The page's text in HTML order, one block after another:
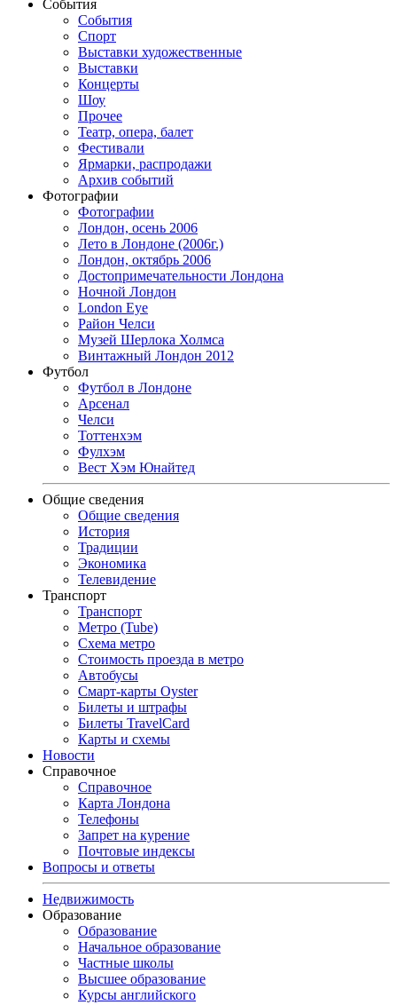
События
События
Спорт
Выставки художественные
Выставки
Концерты
Шоу
Прочее
Театр, опера, балет
Фестивали
Ярмарки, распродажи
Архив событий
Фотографии
Фотографии
Лондон, осень 2006
Лето в Лондоне (2006г.)
Лондон, октябрь 2006
Достопримечательности Лондона
Ночной Лондон
London Eye
Район Челси
Музей Шерлока Холмса
Винтажный Лондон 2012
Футбол
Футбол в Лондоне
Арсенал
Челси
Тоттенхэм
Фулхэм
Вест Хэм Юнайтед
Общие сведения
Общие сведения
История
Традиции
Экономика
Телевидение
Транспорт
Транспорт
Метро (Tube)
Схема метро
Стоимость проезда в метро
Автобусы
Смарт-карты Oyster
Билеты и штрафы
Билеты TravelCard
Карты и схемы
Новости
Справочное
Справочное
Карта Лондона
Телефоны
Запрет на курение
Почтовые индексы
Вопросы и ответы
Недвижимость
Образование
Образование
Начальное образование
Частные школы
Высшее образование
Курсы английского